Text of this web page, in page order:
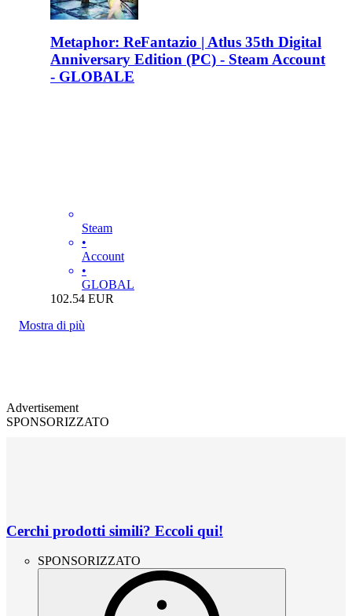
Metaphor: ReFantazio | Atlus 35th Digital
Anniversary Edition (PC) - Steam Account
- GLOBALE
Steam
•
Account
•
GLOBAL
102.54 EUR
Mostra di più
Advertisement
SPONSORIZZATO
Cerchi prodotti simili? Eccoli qui!
SPONSORIZZATO